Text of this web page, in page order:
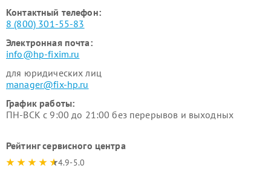
Контактный телефон:
8 (800) 301-55-83
Электронная почта:
info@hp-fixim.ru
для юридических лиц
manager@fix-hp.ru
График работы:
ПН-ВСК с 9:00 до 21:00 без перерывов и выходных
Рейтинг сервисного центра
4.9-5.0